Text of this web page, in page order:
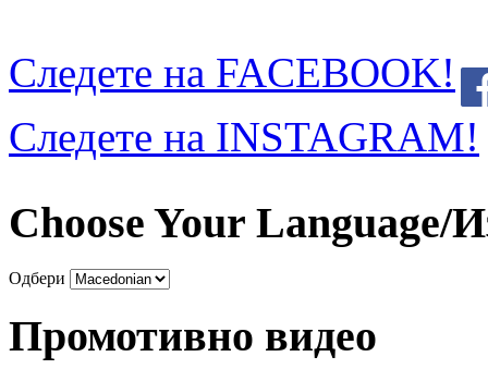
Следете на FACEBOOK!
Следете на INSTAGRAM!
Choose Your Language/
Одбери
Промотивно видео